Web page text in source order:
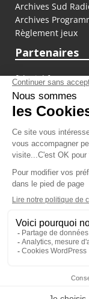
Archives Sud
Archives
Règlement jeux
Partenaires
fiducial.fr
lyoncapitale.fr
olympique-et-
L'application
Les cookies
Gestion des
Noémie Halioua